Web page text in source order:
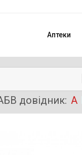
Аптеки
довідник: А